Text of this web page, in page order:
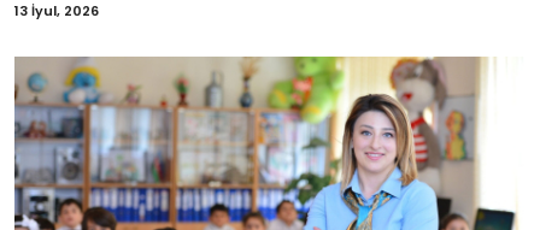
13 İyul, 2026